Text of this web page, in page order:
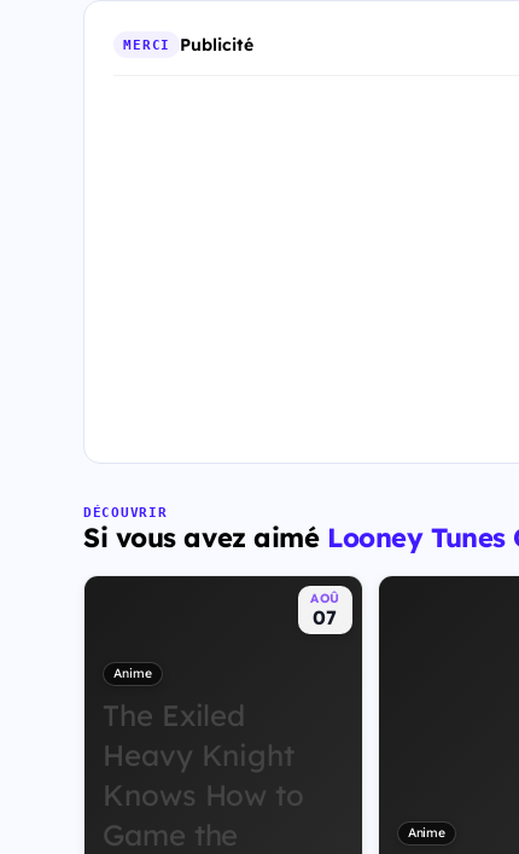
MERCI Publicité
DÉCOUVRIR
Si vous avez aimé Looney Tunes
AOÛ
07
Anime
The Exiled
Heavy Knight
Knows How to
Game the
Anime